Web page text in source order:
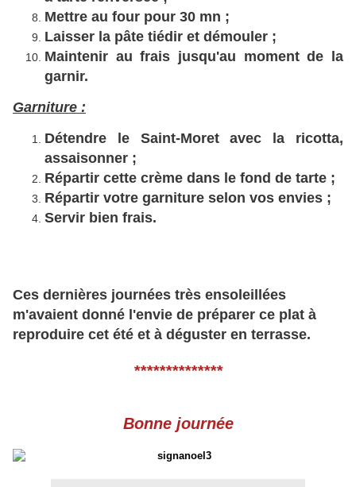
Mettre au four pour 30 mn ;
Laisser la pâte tiédir et démouler ;
Maintenir au frais jusqu'au moment de la
garnir.
Garniture :
Détendre le Saint-Moret avec la ricotta,
assaisonner ;
Répartir cette crème dans le fond de tarte ;
Répartir votre garniture selon vos envies ;
Servir bien frais.
Ces dernières journées très ensoleillées
m'avaient donné l'envie de préparer ce plat à
reproduire cet été et à déguster en terrasse.
**************
Bonne journée